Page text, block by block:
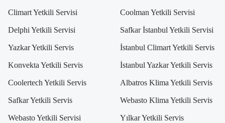
Climart Yetkili Servisi Coolman Yetkili Servisi
Delphi Yetkili Servisi Safkar İstanbul Yetkili Servisi
Yazkar Yetkili Servis İstanbul Climart Yetkili Servis
Konvekta Yetkili Servis İstanbul Yazkar Yetkili Servis
Coolertech Yetkili Servis Albatros Klima Yetkili Servis
Safkar Yetkili Servis Webasto Klima Yetkili Servis
Webasto Yetkili Servisi Yılkar Yetkili Servis